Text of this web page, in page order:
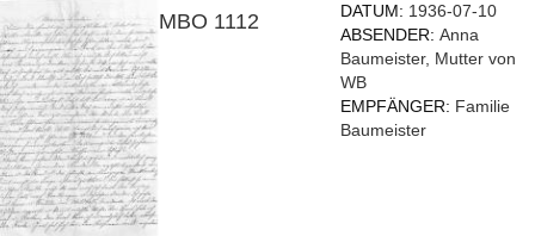
MBO 1112 DATUM: 1936-07-10
ABSENDER:Anna
Baumeister, Mutter von
WB
EMPFÄNGER: Familie
Baumeister